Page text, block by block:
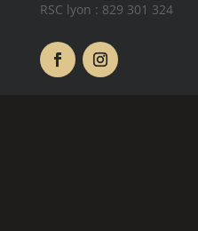
RSC lyon : 829 301 324